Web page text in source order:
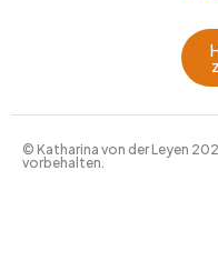
© Katharina von der Leyen
vorbehalten.